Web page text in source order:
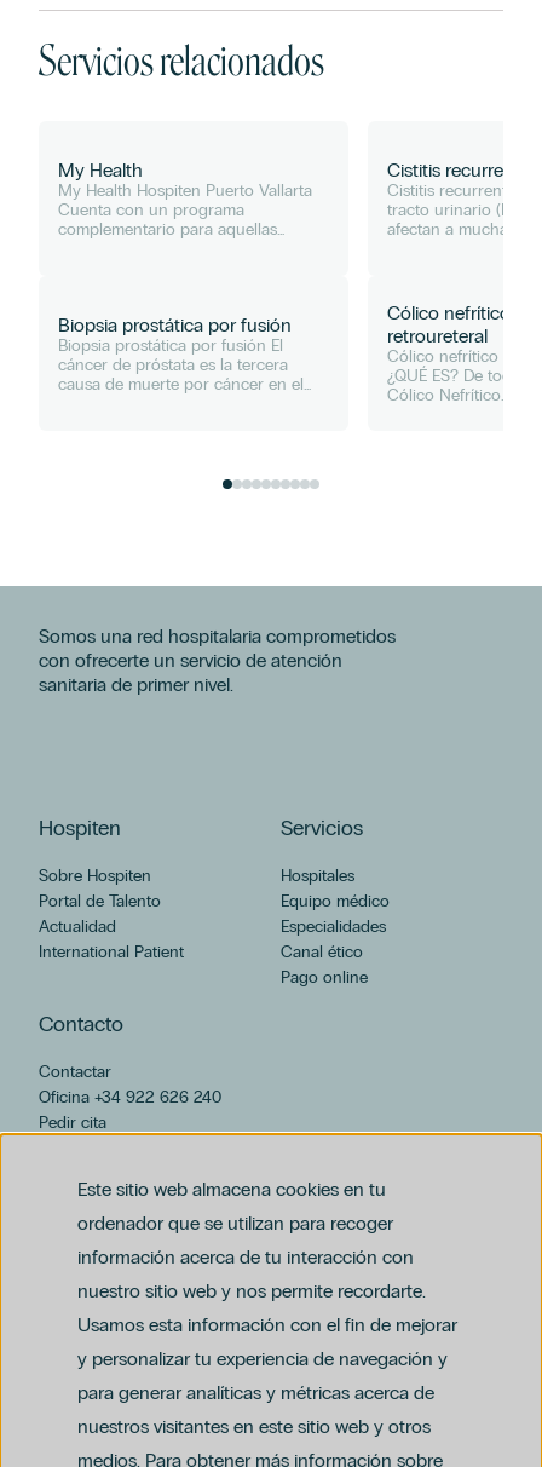
Este sitio web almacena cookies en tu
ordenador que se utilizan para recoger
información acerca de tu interacción con
nuestro sitio web y nos permite recordarte.
Usamos esta información con el fin de mejorar
y personalizar tu experiencia de navegación y
para generar analíticas y métricas acerca de
nuestros visitantes en este sitio web y otros
medios. Para obtener más información sobre
Servicios relacionados
My Health
My Health Hospiten Puerto Vallarta
Cuenta con un programa
complementario para aquellas
Biopsia prostática por fusión
Biopsia prostática por fusión El
cáncer de próstata es la tercera
causa de muerte por cáncer en el
Cistitis recurrente
Cistitis recurrente
tracto urinario (ITU)
afectan a muchas
Cólico nefrítico o
retroureteral
Cólico nefrítico o
¿QUÉ ES? De todos
Cólico Nefrítico. Se
Somos una red hospitalaria comprometidos
con ofrecerte un servicio de atención
sanitaria de primer nivel.
Hospiten
Sobre Hospiten
Portal de Talento
Actualidad
International Patient
Servicios
Hospitales
Equipo médico
Especialidades
Canal ético
Pago online
Contacto
Contactar
Oficina +34 922 626 240
Pedir cita
Política de privacidad y protección de datos
Política del canal ético (PDF)
Política de compliance penal (PDF)